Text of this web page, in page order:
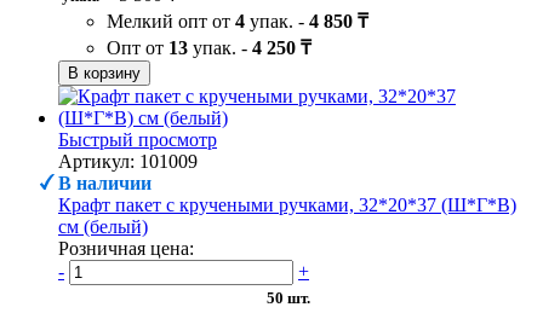
Мелкий опт от 4 упак. - 4 850 ₸
Опт от 13 упак. - 4 250 ₸
В корзину
Быстрый просмотр
Артикул: 101009
В наличии
Крафт пакет с кручеными ручками, 32*20*37 (Ш*Г*В)
см (белый)
Розничная цена:
-
+
50 шт.